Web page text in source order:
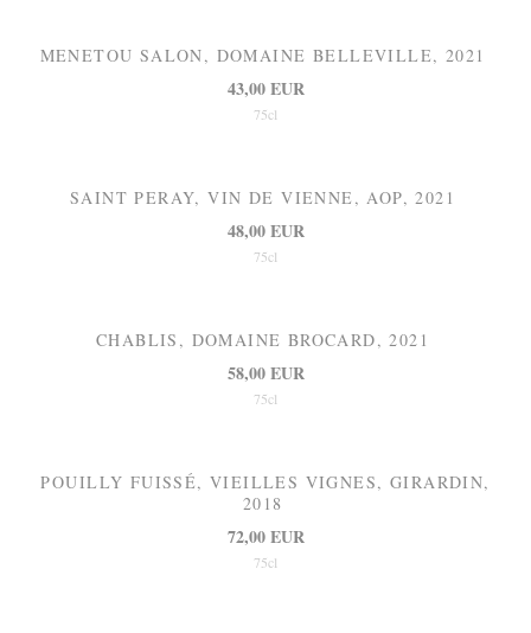
MENETOU SALON, DOMAINE BELLEVILLE, 2021
43,00 EUR
75cl
SAINT PERAY, VIN DE VIENNE, AOP, 2021
48,00 EUR
75cl
CHABLIS, DOMAINE BROCARD, 2021
58,00 EUR
75cl
POUILLY FUISSÉ, VIEILLES VIGNES, GIRARDIN,
2018
72,00 EUR
75cl